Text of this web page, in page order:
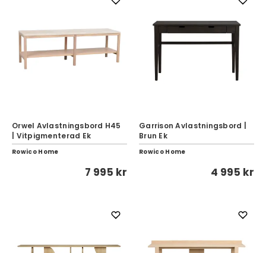
Orwel Avlastningsbord H45
| Vitpigmenterad Ek
Rowico Home
7 995 kr
Garrison Avlastningsbord |
Brun Ek
Rowico Home
4 995 kr